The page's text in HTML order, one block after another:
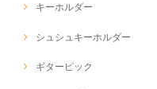
キーホルダー
シュシュキーホルダー
ギターピック